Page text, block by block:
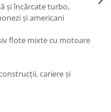
și încărcate turbo,
și americani
flote mixte cu motoare
cariere și